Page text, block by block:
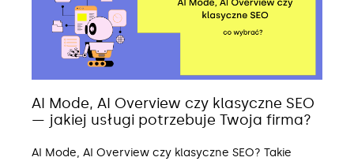
AI Mode, AI Overview czy klasyczne SEO
— jakiej usługi potrzebuje Twoja firma?
AI Mode, AI Overview czy klasyczne SEO? Takie